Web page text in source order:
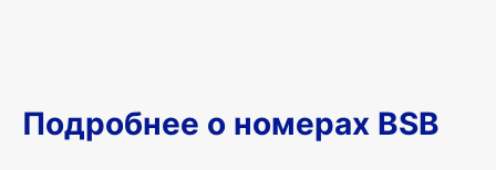
Подробнее о номерах BSB